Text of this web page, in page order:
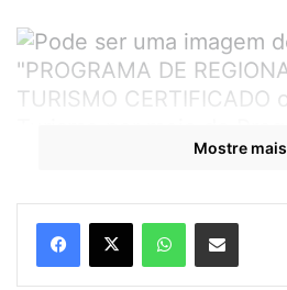
Mostre mais